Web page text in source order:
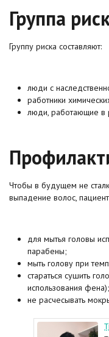
Группа
Группу риска составляют:
люди с
работники
люди, работающие в
Чтобы в будущем не
выпадение волос,
для мытья головы
парабены;
мыть голову при
стараться сушить
использования фена);
не расчесывать